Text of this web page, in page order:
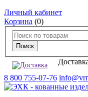
Личный кабинет
Корзина (0)
8 800 755-07-76